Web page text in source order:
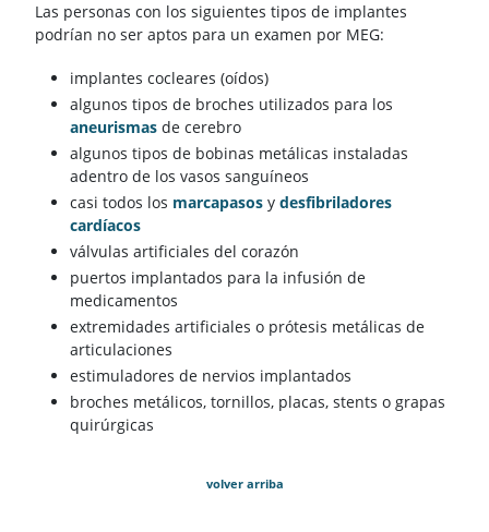
Las personas con los siguientes tipos de implantes
podrían no ser aptos para un examen por MEG:
implantes cocleares (oídos)
algunos tipos de broches utilizados para los
aneurismas de cerebro
algunos tipos de bobinas metálicas instaladas
adentro de los vasos sanguíneos
casi todos los marcapasos y desfibriladores
cardíacos
válvulas artificiales del corazón
puertos implantados para la infusión de
medicamentos
extremidades artificiales o prótesis metálicas de
articulaciones
estimuladores de nervios implantados
broches metálicos, tornillos, placas, stents o grapas
quirúrgicas
volver arriba